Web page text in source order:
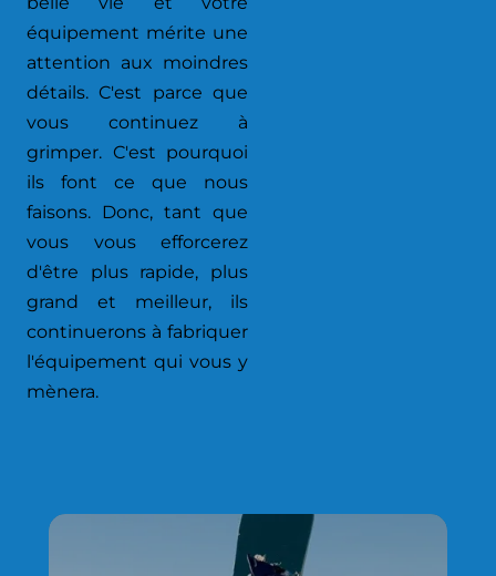
équipement mérite une
attention aux moindres
détails. C'est parce que
vous continuez à
grimper. C'est pourquoi
ils font ce que nous
faisons. Donc, tant que
vous vous efforcerez
d'être plus rapide, plus
grand et meilleur, ils
continuerons à fabriquer
l'équipement qui vous y
mènera.